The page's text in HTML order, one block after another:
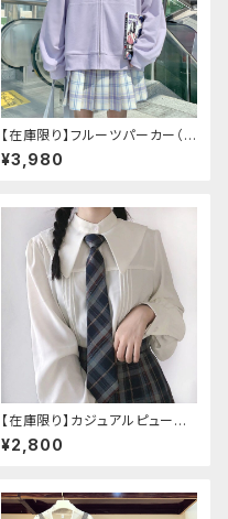
【在庫限り】フルーツパーカー（ブ
ルべリ、ブドウ、キウイ、チェリー、
ぶどう
¥3,980
【在庫限り】カジュアルピューリ
タンカラープレッピーブラウス
¥2,800